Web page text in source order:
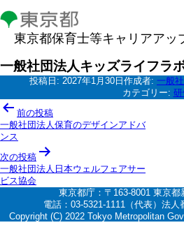
東京都保育士等キャリアアッ
一般社団法人キッズライフラ
投稿日: 2027年1月30日 作成者: 一般
カテゴリー: 研
投
稿
ナ
ビ
ゲ
シ
前の投稿
一般社団法人保育のデザインアドバ
ンス
次の投稿
一般社団法人日本ウェルフェアサー
ビス協会
東京都庁：〒163-8001 東京都
電話：03-5321-1111（代表）法人
Copyright (C) 2022 Tokyo Metropolitan